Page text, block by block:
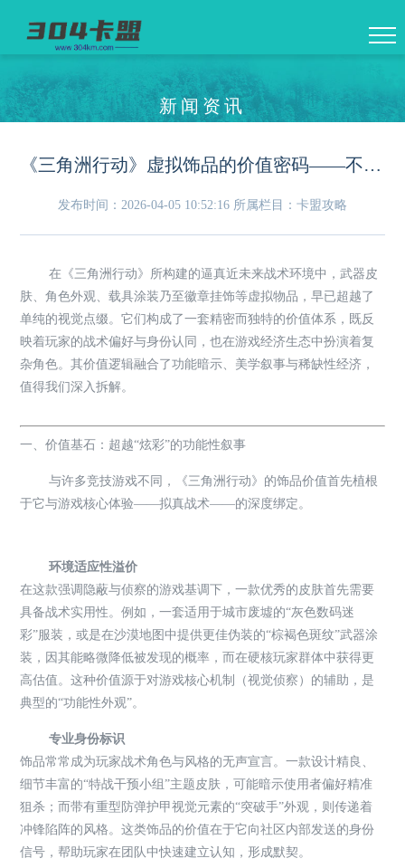
新闻资讯
《三角洲行动》虚拟饰品的价值密码——不止于好看
发布时间：2026-04-05 10:52:16 所属栏目：卡盟攻略
在《三角洲行动》所构建的逼真近未来战术环境中，武器皮
肤、角色外观、载具涂装乃至徽章挂饰等虚拟物品，早已超越了
单纯的视觉点缀。它们构成了一套精密而独特的价值体系，既反
映着玩家的战术偏好与身份认同，也在游戏经济生态中扮演着复
杂角色。其价值逻辑融合了功能暗示、美学叙事与稀缺性经济，
值得我们深入拆解。
一、价值基石：超越“炫彩”的功能性叙事
与许多竞技游戏不同，《三角洲行动》的饰品价值首先植根
于它与游戏核心体验——拟真战术——的深度绑定。
环境适应性溢价
在这款强调隐蔽与侦察的游戏基调下，一款优秀的皮肤首先需要
具备战术实用性。例如，一套适用于城市废墟的“灰色数码迷
彩”服装，或是在沙漠地图中提供更佳伪装的“棕褐色斑纹”武器涂
装，因其能略微降低被发现的概率，而在硬核玩家群体中获得更
高估值。这种价值源于对游戏核心机制（视觉侦察）的辅助，是
典型的“功能性外观”。
专业身份标识
饰品常常成为玩家战术角色与风格的无声宣言。一款设计精良、
细节丰富的“特战干预小组”主题皮肤，可能暗示使用者偏好精准
狙杀；而带有重型防弹护甲视觉元素的“突破手”外观，则传递着
冲锋陷阵的风格。这类饰品的价值在于它向社区内部发送的身份
信号，帮助玩家在团队中快速建立认知，形成默契。